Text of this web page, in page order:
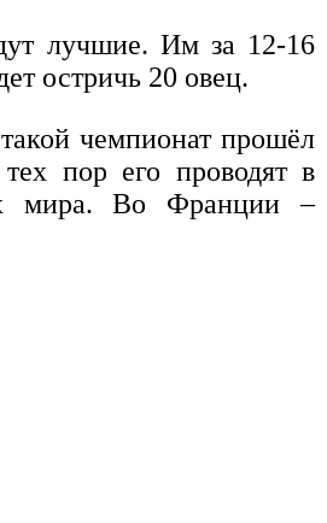
лучшие. Им за 12-16
остричь 20 овец.
чемпионат прошёл
пор его проводят в
мира. Во Франции –